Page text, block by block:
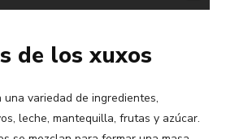
de los xuxos
variedad de ingredientes,
leche, mantequilla, frutas y azúcar.